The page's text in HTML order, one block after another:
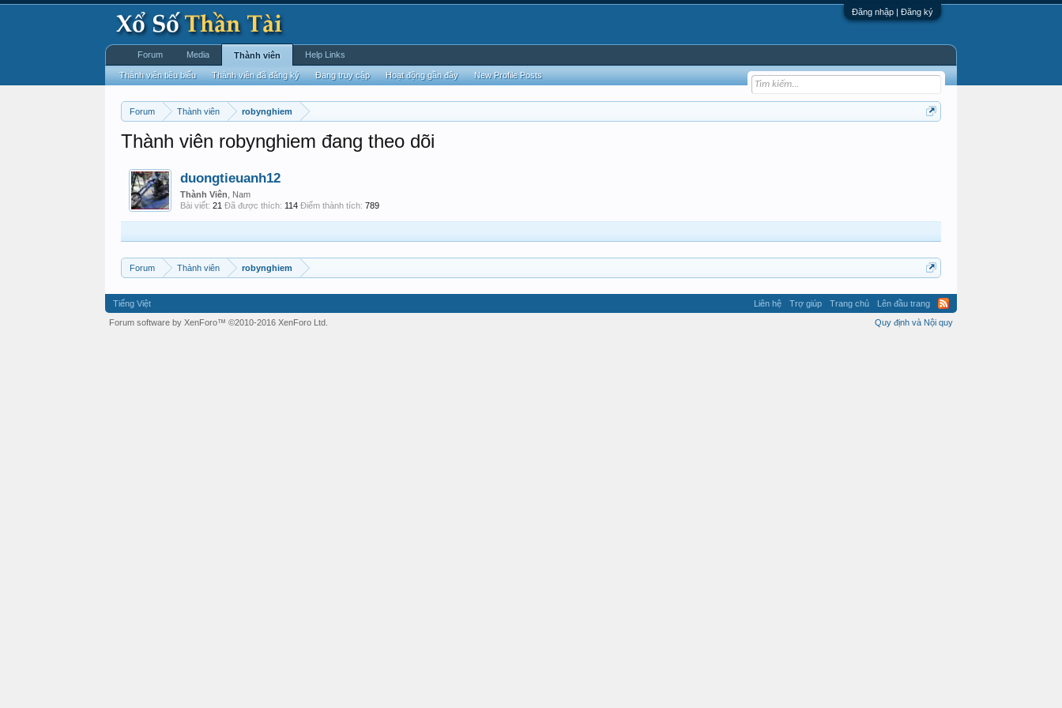
Đăng nhập | Đăng ký
Forum Thành viên robynghiem
Thành viên robynghiem đang theo dõi
duongtieuanh12
Thành Viên , Nam
Bài viết: 21 Đã được thích: 114 Điểm thành tích: 789
Forum Thành viên robynghiem
Forum Media Thành viên
Thành viên tiêu biểu Thành viên đã đăng ký Đang truy cập Hoạt động gần đây New Profile Posts
Help Links
Tiếng Việt Liên hệ Trợ giúp Trang chủ
Lên đầu trang
Quy định và Nội quy
Forum software by XenForo™ ©2010-2016 XenForo Ltd.